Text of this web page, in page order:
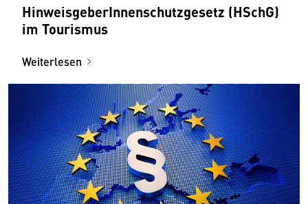
HinweisgeberInnenschutzgesetz (HSchG)
im Tourismus
Weiterlesen